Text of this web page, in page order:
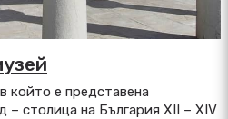
който е представена
– столица на България XII – XIV